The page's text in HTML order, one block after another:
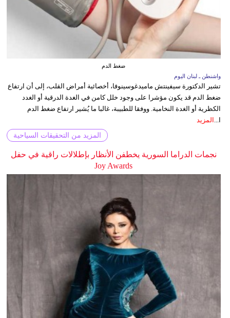
ضغط الدم
واشنطن ـ لبنان اليوم
تشير الدكتورة سيفينتش ماميدغوسينوفا، أخصائية أمراض القلب، إلى أن ارتفاع
ضغط الدم قد يكون مؤشرا على وجود خلل كامن في الغدة الدرقية أو الغدد
الكظرية أو الغدة النخامية. ووفقا للطبيبة، غالبا ما يُشير ارتفاع ضغط الدم
ا... المزيد
المزيد من التحقيقات السياحية
نجمات الدراما السورية يخطفن الأنظار بإطلالات راقية في حفل
Joy Awards